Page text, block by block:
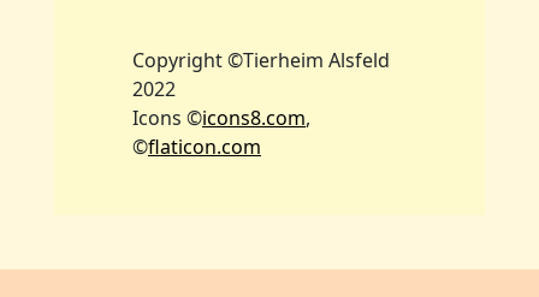
Copyright ©Tierheim Alsfeld
2022
Icons ©icons8.com,
©flaticon.com